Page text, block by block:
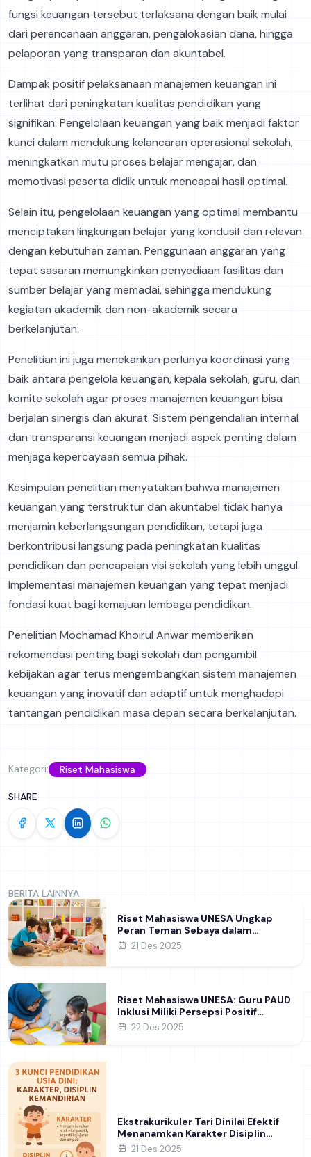
fungsi keuangan tersebut terlaksana dengan baik mulai
dari perencanaan anggaran, pengalokasian dana, hingga
pelaporan yang transparan dan akuntabel.
Dampak positif pelaksanaan manajemen keuangan ini
terlihat dari peningkatan kualitas pendidikan yang
signifikan. Pengelolaan keuangan yang baik menjadi faktor
kunci dalam mendukung kelancaran operasional sekolah,
meningkatkan mutu proses belajar mengajar, dan
memotivasi peserta didik untuk mencapai hasil optimal.
Selain itu, pengelolaan keuangan yang optimal membantu
menciptakan lingkungan belajar yang kondusif dan relevan
dengan kebutuhan zaman. Penggunaan anggaran yang
tepat sasaran memungkinkan penyediaan fasilitas dan
sumber belajar yang memadai, sehingga mendukung
kegiatan akademik dan non-akademik secara
berkelanjutan.
Penelitian ini juga menekankan perlunya koordinasi yang
baik antara pengelola keuangan, kepala sekolah, guru, dan
komite sekolah agar proses manajemen keuangan bisa
berjalan sinergis dan akurat. Sistem pengendalian internal
dan transparansi keuangan menjadi aspek penting dalam
menjaga kepercayaan semua pihak.
Kesimpulan penelitian menyatakan bahwa manajemen
keuangan yang terstruktur dan akuntabel tidak hanya
menjamin keberlangsungan pendidikan, tetapi juga
berkontribusi langsung pada peningkatan kualitas
pendidikan dan pencapaian visi sekolah yang lebih unggul.
Implementasi manajemen keuangan yang tepat menjadi
fondasi kuat bagi kemajuan lembaga pendidikan.
Penelitian Mochamad Khoirul Anwar memberikan
rekomendasi penting bagi sekolah dan pengambil
kebijakan agar terus mengembangkan sistem manajemen
keuangan yang inovatif dan adaptif untuk menghadapi
tantangan pendidikan masa depan secara berkelanjutan.
Kategori: Riset Mahasiswa
SHARE
BERITA LAINNYA
Riset Mahasiswa UNESA Ungkap
Peran Teman Sebaya dalam
Kesejahteraan Anak di Pulau Jawa
21 Des 2025
Riset Mahasiswa UNESA: Guru PAUD
Inklusi Miliki Persepsi Positif
terhadap Anak Berkebutuhan
22 Des 2025
Ekstrakurikuler Tari Dinilai Efektif
Menanamkan Karakter Disiplin
Anak Usia Dini
21 Des 2025